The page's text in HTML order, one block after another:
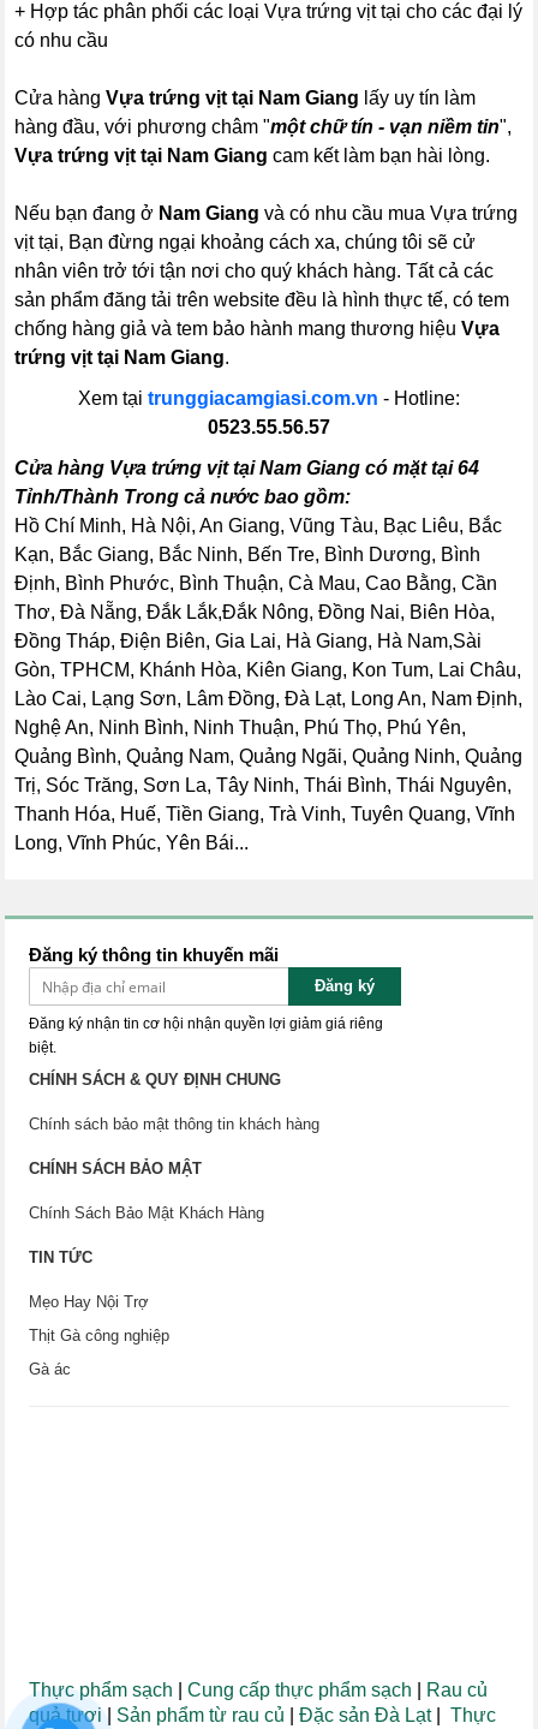
+ Hợp tác phân phối các loại Vựa trứng vịt tại cho các đại lý
có nhu cầu
Cửa hàngVựa trứng vịt tại Nam Giang lấy uy tín làm
hàng đầu, với phương châm "một chữ tín - vạn niềm tin",
Vựa trứng vịt tại Nam Giang cam kết làm bạn hài lòng.
Nếu bạn đang ở Nam Giang và có nhu cầu mua Vựa trứng
vịt tại, Bạn đừng ngại khoảng cách xa, chúng tôi sẽ cử
nhân viên trở tới tận nơi cho quý khách hàng. Tất cả các
sản phẩm đăng tải trên website đều là hình thực tế, có tem
chống hàng giả và tem bảo hành mang thương hiệuVựa
trứng vịt tại Nam Giang.
Xem tại trunggiacamgiasi.com.vn - Hotline:
0523.55.56.57
Cửa hàng Vựa trứng vịt tại Nam Giang có mặt tại 64
Tỉnh/Thành Trong cả nước bao gồm:
Hồ Chí Minh, Hà Nội, An Giang, Vũng Tàu, Bạc Liêu, Bắc
Kạn, Bắc Giang, Bắc Ninh, Bến Tre, Bình Dương, Bình
Định, Bình Phước, Bình Thuận, Cà Mau, Cao Bằng, Cần
Thơ, Đà Nẵng, Đắk Lắk,Đắk Nông, Đồng Nai, Biên Hòa,
Đồng Tháp, Điện Biên, Gia Lai, Hà Giang, Hà Nam,Sài
Gòn, TPHCM, Khánh Hòa, Kiên Giang, Kon Tum, Lai Châu,
Lào Cai, Lạng Sơn, Lâm Đồng, Đà Lạt, Long An, Nam Định,
Nghệ An, Ninh Bình, Ninh Thuận, Phú Thọ, Phú Yên,
Quảng Bình, Quảng Nam, Quảng Ngãi, Quảng Ninh, Quảng
Trị, Sóc Trăng, Sơn La, Tây Ninh, Thái Bình, Thái Nguyên,
Thanh Hóa, Huế, Tiền Giang, Trà Vinh, Tuyên Quang, Vĩnh
Long, Vĩnh Phúc, Yên Bái...
Đăng ký thông tin khuyến mãi
Đăng ký
Đăng ký nhận tin cơ hội nhận quyền lợi giảm giá riêng
biệt.
CHÍNH SÁCH & QUY ĐỊNH CHUNG
Chính sách bảo mật thông tin khách hàng
CHÍNH SÁCH BẢO MẬT
Chính Sách Bảo Mật Khách Hàng
TIN TỨC
Mẹo Hay Nội Trợ
Thịt Gà công nghiệp
Gà ác
Thực phẩm sạch |Cung cấp thực phẩm sạch
Rau củ
quả tươi
Sản phẩm từ rau củ |Đặc sản Đà Lạt|Thực